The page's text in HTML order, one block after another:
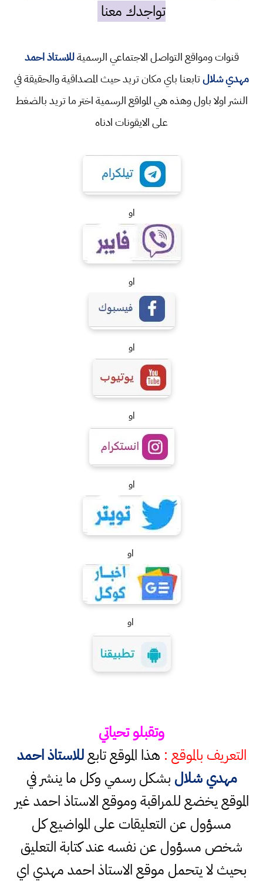
تواجدك معنا
قنوات ومواقع التواصل الاجتماعي الرسميةللاستاذ احمد
مهدي شلالتابعنا باي مكان تريد حيث المصداقية والحقيقة في
النشر اولا باول وهذه هي المواقع الرسمية اختر ما تريد بالضغط
على الايقونات ادناه
او
او
او
او
او
او
او
وتقبلو تحياتي
التعريف بالموقع : هذا الموقع تابعللاستاذ احمد
مهدي شلال بشكل رسمي وكل ما ينشر في
الموقع يخضع للمراقبة وموقع الاستاذ احمد غير
مسؤول عن التعليقات على المواضيع كل
شخص مسؤول عن نفسه عند كتابة التعليق
بحيث لا يتحمل موقع الاستاذ احمد مهدي اي